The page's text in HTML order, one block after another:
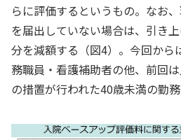
らに評価するというもの。なお
を届出していない場合は、引き
分を減額する（図4）。今回から
務職員・看護補助者の他、前回
の措置が行われた40歳未満の勤